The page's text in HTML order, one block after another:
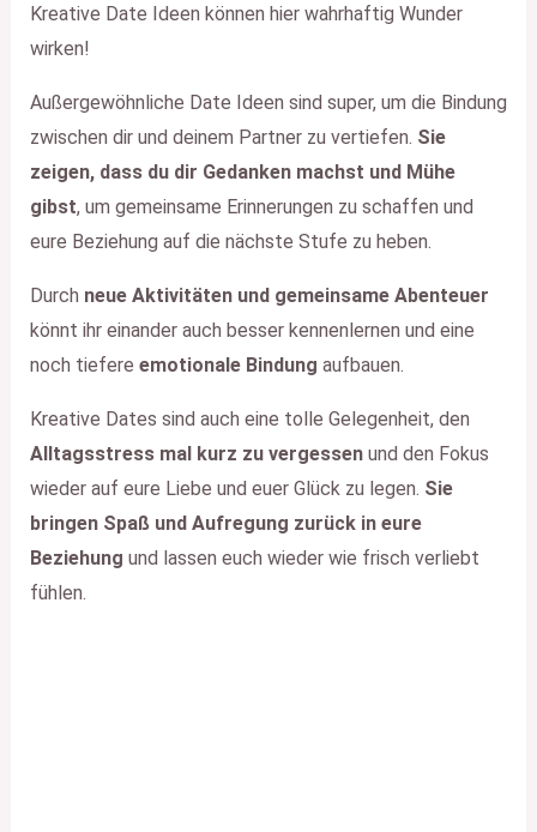
Kreative Date Ideen können hier wahrhaftig Wunder
wirken!
Außergewöhnliche Date Ideen sind super, um die Bindung
zwischen dir und deinem Partner zu vertiefen. Sie
zeigen, dass du dir Gedanken machst und Mühe
gibst, um gemeinsame Erinnerungen zu schaffen und
eure Beziehung auf die nächste Stufe zu heben.
Durch neue Aktivitäten und gemeinsame Abenteuer
könnt ihr einander auch besser kennenlernen und eine
noch tiefere emotionale Bindung aufbauen.
Kreative Dates sind auch eine tolle Gelegenheit, den
Alltagsstress mal kurz zu vergessenund den Fokus
wieder auf eure Liebe und euer Glück zu legen. Sie
bringen Spaß und Aufregung zurück in eure
Beziehung und lassen euch wieder wie frisch verliebt
fühlen.